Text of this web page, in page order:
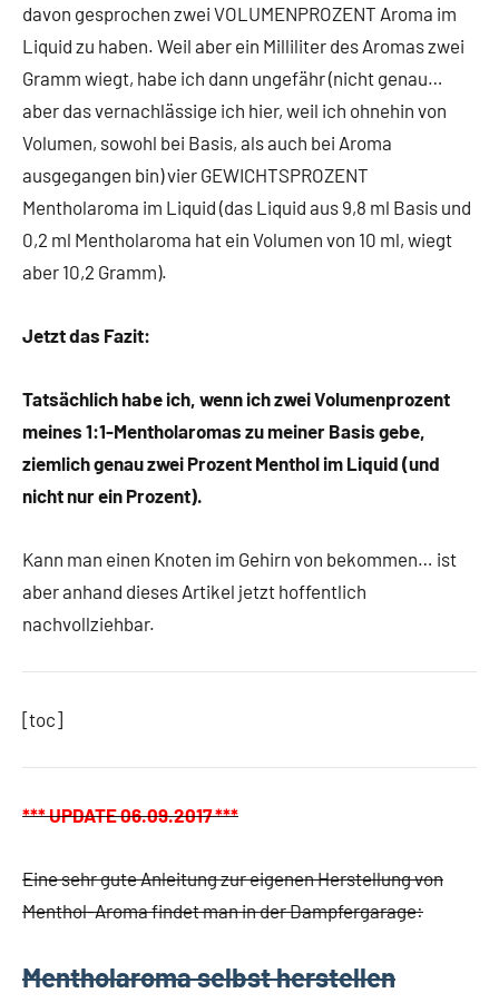
davon gesprochen zwei VOLUMENPROZENT Aroma im
Liquid zu haben. Weil aber ein Milliliter des Aromas zwei
Gramm wiegt, habe ich dann ungefähr (nicht genau…
aber das vernachlässige ich hier, weil ich ohnehin von
Volumen, sowohl bei Basis, als auch bei Aroma
ausgegangen bin) vier GEWICHTSPROZENT
Mentholaroma im Liquid (das Liquid aus 9,8 ml Basis und
0,2 ml Mentholaroma hat ein Volumen von 10 ml, wiegt
aber 10,2 Gramm).
Jetzt das Fazit:
Tatsächlich habe ich, wenn ich zwei Volumenprozent
meines 1:1-Mentholaromas zu meiner Basis gebe,
ziemlich genau zwei Prozent Menthol im Liquid (und
nicht nur ein Prozent).
Kann man einen Knoten im Gehirn von bekommen… ist
aber anhand dieses Artikel jetzt hoffentlich
nachvollziehbar.
[toc]
*** UPDATE 06.09.2017 ***
Eine sehr gute Anleitung zur eigenen Herstellung von
Menthol-Aroma findet man in der Dampfergarage:
Mentholaroma selbst herstellen